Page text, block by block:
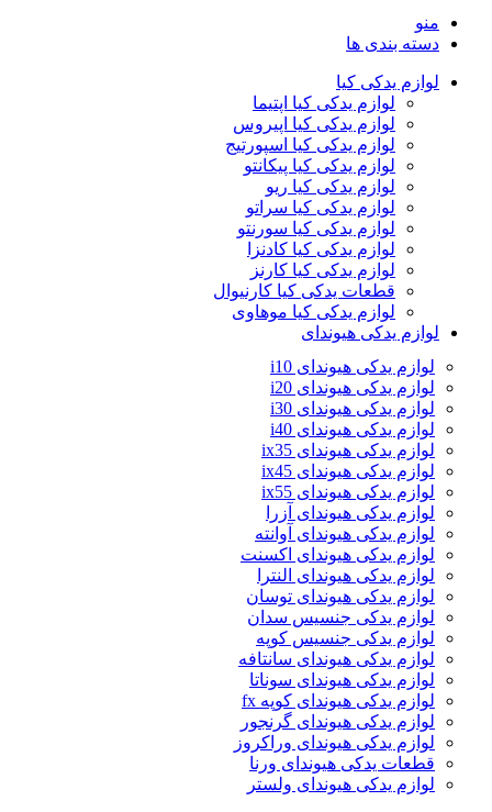
منو
دسته بندی ها
لوازم یدکی کیا
لوازم یدکی کیا اپتیما
لوازم یدکی کیا اپیروس
لوازم یدکی کیا اسپورتیج
لوازم یدکی کیا پیکانتو
لوازم یدکی کیا ریو
لوازم یدکی کیا سراتو
لوازم یدکی کیا سورنتو
لوازم یدکی کیا کادنزا
لوازم یدکی کیا کارنز
قطعات یدکی کیا کارنیوال
لوازم یدکی کیا موهاوی
لوازم یدکی هیوندای
لوازم یدکی هیوندای i10
لوازم یدکی هیوندای i20
لوازم یدکی هیوندای i30
لوازم یدکی هیوندای i40
لوازم یدکی هیوندای ix35
لوازم یدکی هیوندای ix45
لوازم یدکی هیوندای ix55
لوازم یدکی هیوندای آزرا
لوازم یدکی هیوندای آوانته
لوازم یدکی هیوندای اکسنت
لوازم یدکی هیوندای النترا
لوازم یدکی هیوندای توسان
لوازم یدکی جنسیس سدان
لوازم یدکی جنسیس کوپه
لوازم یدکی هیوندای سانتافه
لوازم یدکی هیوندای سوناتا
لوازم یدکی هیوندای کوپه fx
لوازم یدکی هیوندای گرنجور
لوازم یدکی هیوندای وراکروز
قطعات یدکی هیوندای ورنا
لوازم یدکی هیوندای ولستر